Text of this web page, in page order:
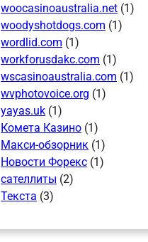
woocasinoaustralia.net (1)
woodyshotdogs.com (1)
wordlid.com (1)
workforusdakc.com (1)
wscasinoaustralia.com (1)
wvphotovoice.org (1)
yayas.uk (1)
Комета Казино (1)
Макси-обзорник (1)
Новости Форекс (1)
сателлиты (2)
Текста (3)